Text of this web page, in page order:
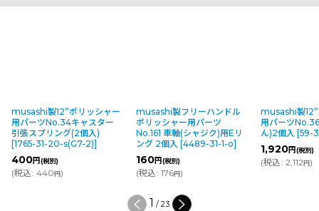
musashi製12”ポリッシャー
用パーツNo.34キャスター
引張スプリング(2個入)
[1765-31-20-s(G7-2)]
400円(税別)
(税込: 440円)
musashi製フリーハンドル
ポリッシャー用パーツ
No.161 車軸(シャジク)用Eリ
ング 2個入 [4489-31-1-o]
160円(税別)
(税込: 176円)
musashi製
用パーツ
ん)2個入 [59-
1,920円(税別)
(税込: 2,112円)
1 / 23